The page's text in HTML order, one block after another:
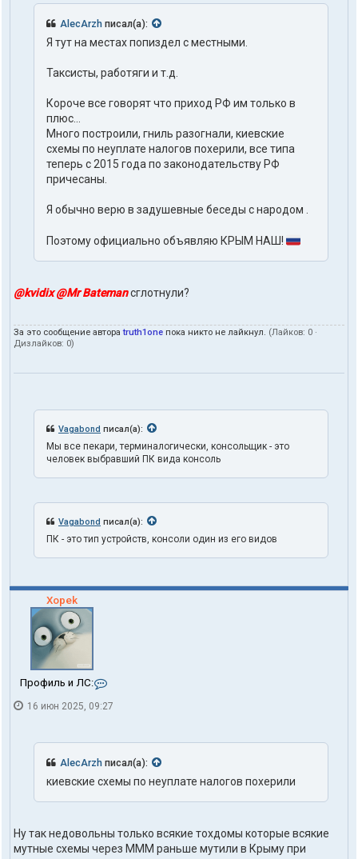
к
т
п
л
о
а
т
е
r
t
1
n
AlecArzh писал(а):
Я тут на местах попиздел с местными.
Таксисты, работяги и т.д.
Короче все говорят что приход РФ им только в
плюс...
Много построили, гниль разогнали, киевские
схемы по неуплате налогов похерили, все типа
теперь с 2015 года по законодательству РФ
причесаны.
Я обычно верю в задушевные беседы с народом .
Поэтому официально объявляю КРЫМ НАШ!
@kvidix @Mr Batemanсглотнули?
За это сообщение автораtruth1one пока никто не лайкнул. (Лайков: 0 ·
Дизлайков: 0)
Vagabond писал(а):
Мы все пекари, терминалогически, консольщик - это
человек выбравший ПК вида консоль
Vagabond писал(а):
ПК - это тип устройств, консоли один из его видов
Xopek
Профиль и ЛС:
н
к
т
п
з
о
16 июн 2025, 09:27
AlecArzh писал(а):
киевские схемы по неуплате налогов похерили
Ну так недовольны только всякие тохдомы которые всякие
мутные схемы через МММ раньше мутили в Крыму при